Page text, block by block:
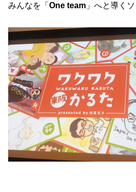
みんなを「 One team 」へと導く